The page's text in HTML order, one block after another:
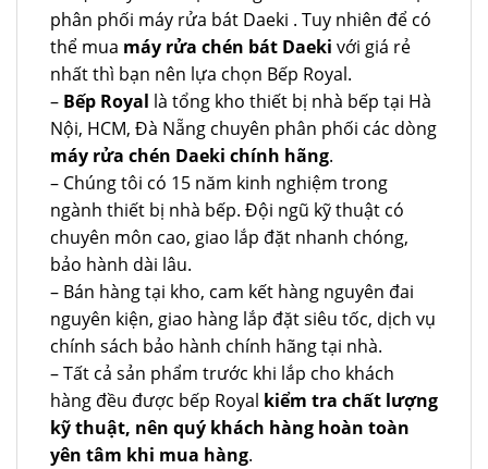
phân phối máy rửa bát Daeki . Tuy nhiên để có
thể mua máy rửa chén bát Daeki với giá rẻ
nhất thì bạn nên lựa chọn Bếp Royal.
– Bếp Royal là tổng kho thiết bị nhà bếp tại Hà
Nội, HCM, Đà Nẵng chuyên phân phối các dòng
máy rửa chén Daeki chính hãng.
– Chúng tôi có 15 năm kinh nghiệm trong
ngành thiết bị nhà bếp. Đội ngũ kỹ thuật có
chuyên môn cao, giao lắp đặt nhanh chóng,
bảo hành dài lâu.
– Bán hàng tại kho, cam kết hàng nguyên đai
nguyên kiện, giao hàng lắp đặt siêu tốc, dịch vụ
chính sách bảo hành chính hãng tại nhà.
– Tất cả sản phẩm trước khi lắp cho khách
hàng đều được bếp Royal kiểm tra chất lượng
kỹ thuật, nên quý khách hàng hoàn toàn
yên tâm khi mua hàng.